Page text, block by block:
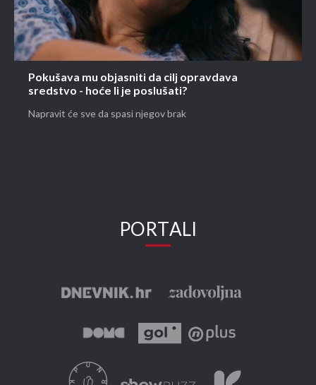
Pokušava mu objasniti da cilj opravdava
sredstvo - hoće li je poslušati?
Napravit će sve da spasi njegov brak
PORTALI